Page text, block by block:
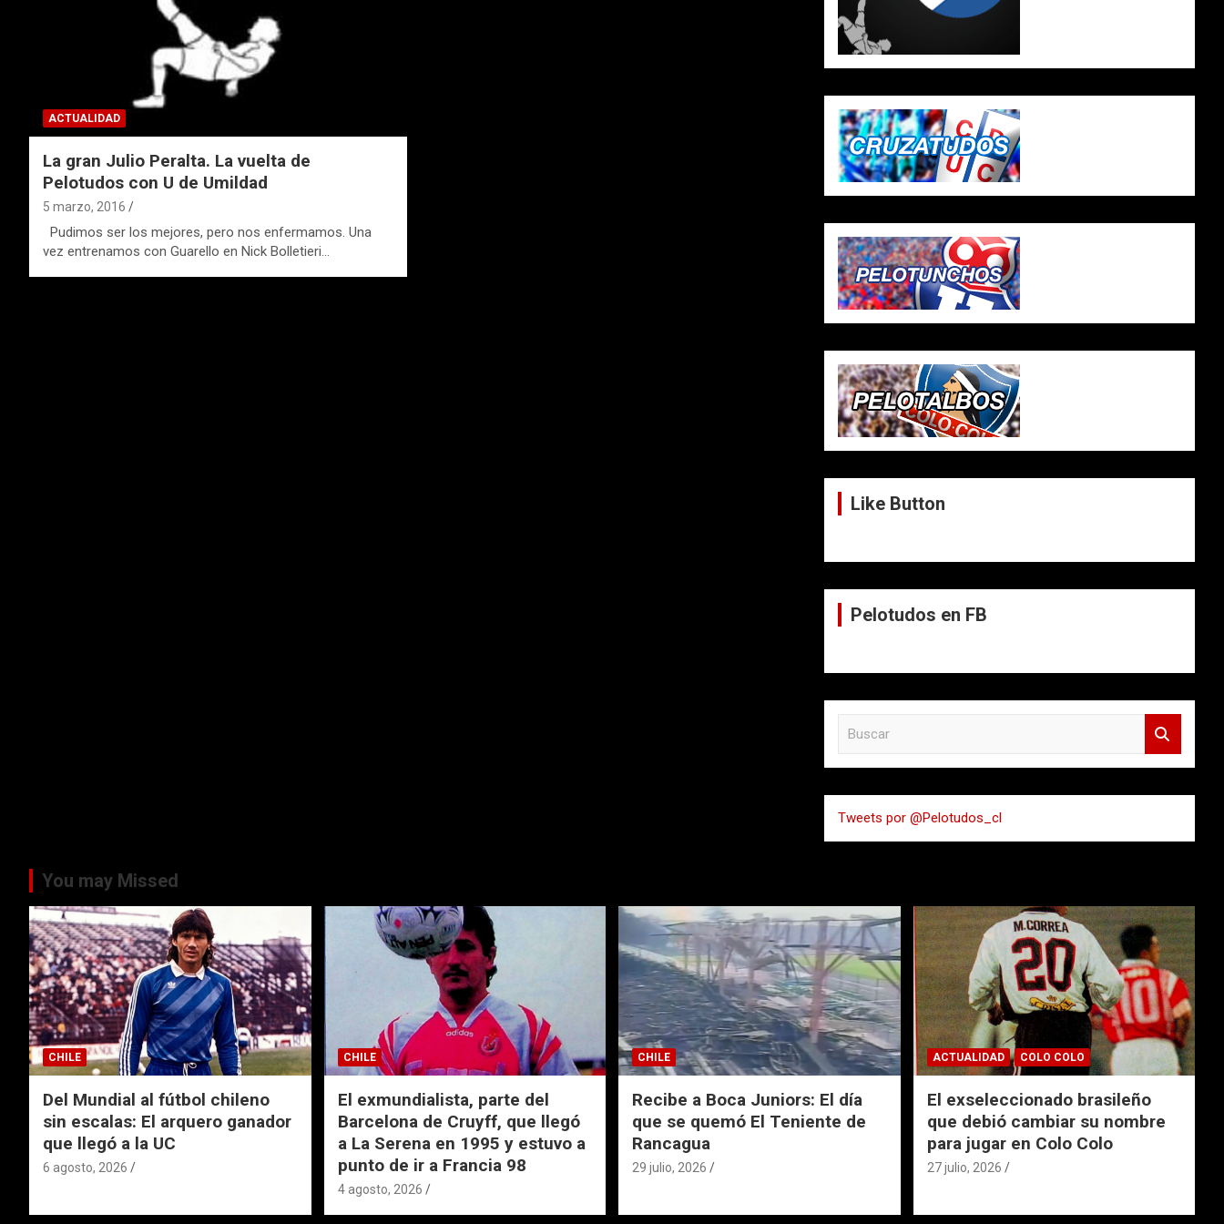
ACTUALIDAD
La gran Julio Peralta. La vuelta de
Pelotudos con U de Umildad
5 marzo, 2016
Pudimos ser los mejores, pero nos enfermamos. Una
vez entrenamos con Guarello en Nick Bolletieri…
Like Button
Pelotudos en FB
a
r
Tweets por @Pelotudos_cl
You may Missed
CHILE
Del Mundial al fútbol chileno
sin escalas: El arquero ganador
que llegó a la UC
6 agosto, 2026
CHILE
El exmundialista, parte del
Barcelona de Cruyff, que llegó
a La Serena en 1995 y estuvo a
punto de ir a Francia 98
4 agosto, 2026
CHILE
Recibe a Boca Juniors: El día
que se quemó El Teniente de
Rancagua
29 julio, 2026
ACTUALIDAD COLO COLO
El exseleccionado brasileño
que debió cambiar su nombre
para jugar en Colo Colo
27 julio, 2026